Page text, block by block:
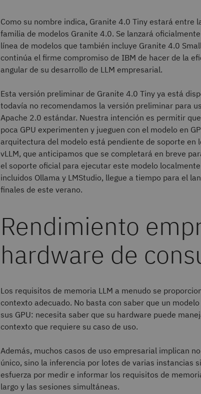
Como su nombre indica, Granite 4.0 Tiny estará entre
familia de modelos Granite 4.0. Se lanzará
línea de modelos que también incluye Granite 4.0
continúa el firme compromiso de IBM de hacer de la
angular de su desarrollo de LLM empresarial.
Esta versión preliminar de Granite 4.0 Tiny ya está
todavía no recomendamos la versión preliminar para
Apache 2.0 estándar. Nuestra intención es permitir
poca GPU experimenten y jueguen con el modelo en
arquitectura del modelo está pendiente de soporte en
vLLM, que anticipamos que se completará en breve
el soporte oficial para ejecutar este modelo
incluidos Ollama y LMStudio, llegue a tiempo para el
finales de este verano.
Rendimiento
hardware de
Los requisitos de memoria LLM a menudo se
contexto adecuado. No basta con saber que un
sus GPU: necesita saber que su hardware puede
contexto que requiere su caso de uso.
Además, muchos casos de uso empresarial implican
único, sino la inferencia por lotes de varias instancias
esfuerza por medir e informar los requisitos de
largo y las sesiones simultáneas.